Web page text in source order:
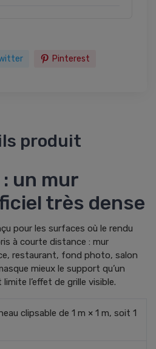
Pinterest
produit
: un mur
très dense
pour les surfaces où le rendu
à courte distance : mur
restaurant, fond photo, salon
mieux le support qu’un
l’effet de grille visible.
clipsable de 1 m × 1 m, soit 1